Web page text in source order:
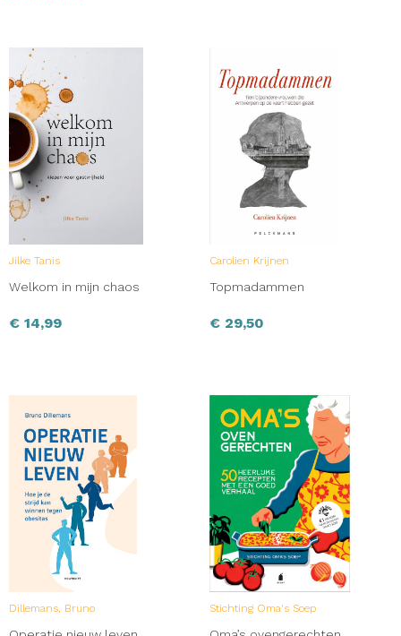
Jilke Tanis
Welkom in mijn chaos
€ 14,99
Carolien Krijnen
Topmadammen
€ 29,50
Dillemans, Bruno Stichting Oma's Soep